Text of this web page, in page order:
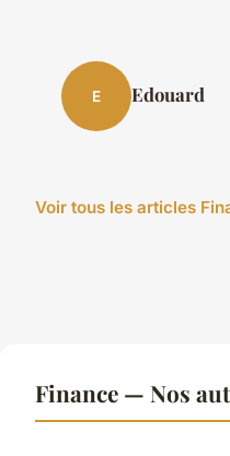
E Edouard
Voir tous les articles
Finance — Nos